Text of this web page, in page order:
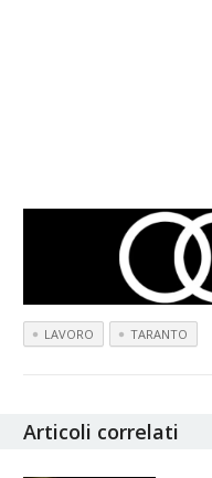
LAVORO TARANTO
Articoli correlati